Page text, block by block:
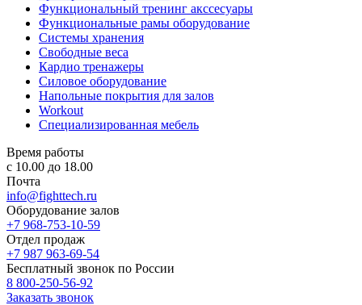
Функциональный тренинг акссесуары
Функциональные рамы оборудование
Системы хранения
Свободные веса
Кардио тренажеры
Силовое оборудование
Напольные покрытия для залов
Workout
Специализированная мебель
Время работы
с 10.00 до 18.00
Почта
info@fighttech.ru
Оборудование залов
+7 968-753-10-59
Отдел продаж
+7 987 963-69-54
Бесплатный звонок по России
8 800-250-56-92
Заказать звонок